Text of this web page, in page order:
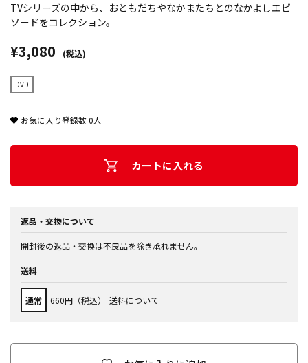
TVシリーズの中から、おともだちやなかまたちとのなかよしエピ
ソードをコレクション。
¥3,080 (税込)
DVD
お気に入り登録数0人
カートに入れる
返品・交換について
開封後の返品・交換は不良品を除き承れません。
送料
通常 660円（税込） 送料について